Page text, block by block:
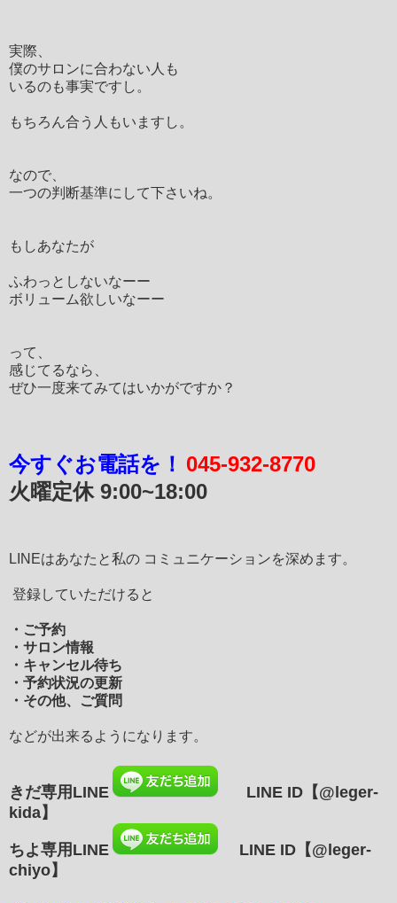
実際、
僕のサロンに合わない人も
いるのも事実ですし。
もちろん合う人もいますし。
なので、
一つの判断基準にして下さいね。
もしあなたが
ふわっとしないなーー
ボリューム欲しいなーー
って、
感じてるなら、
ぜひ一度来てみてはいかがですか？
今すぐお電話を！ 045-932-8770
火曜定休 9:00~18:00
LINEはあなたと私の コミュニケーションを深めます。
登録していただけると
・ご予約
・サロン情報
・キャンセル待ち
・予約状況の更新
・その他、ご質問
などが出来るようになります。
きだ専用LINE LINE ID 【@leger-
kida】
ちよ専用LINE
LINE ID【@leger-
chiyo】